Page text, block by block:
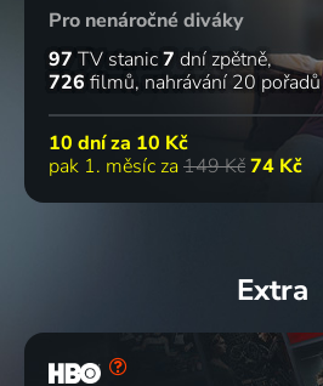
Pro nenáročné diváky
97 TV stanic7 dní zpětně
726 filmů nahrávání 20 pořadů
10 dní za 10 Kč
pak 1. měsíc za 149 Kč74 Kč
Extra